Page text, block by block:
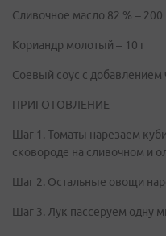
Сливочное масло 82 % – 200
Кориандр молотый – 10 г
Соевый соус с добавлением
ПРИГОТОВЛЕНИЕ
Шаг 1. Томаты нарезаем
сковороде на сливочном и
Шаг 2. Остальные овощи
Шаг 3. Лук пассеруем одну